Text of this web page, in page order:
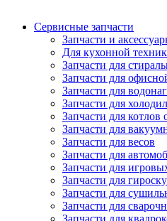
Сервисные запчасти
Запчасти и
Для кухонной
Запчасти для
Запчасти для
Запчасти для
Запчасти для
Запчасти для котлов
Запчасти для
Запчасти для весов
Запчасти для
Запчасти для
Запчасти для
Запчасти для
Запчасти для
Запчасти для